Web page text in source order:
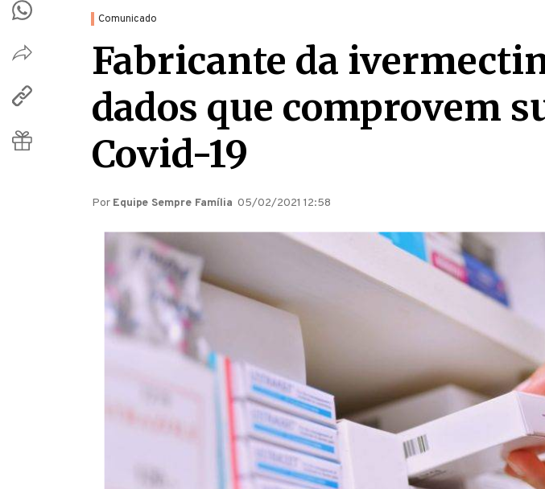
Comunicado
Fabricante da
dados que comprovem
Covid-19
Por Equipe Sempre Família 05/02/2021 12:58